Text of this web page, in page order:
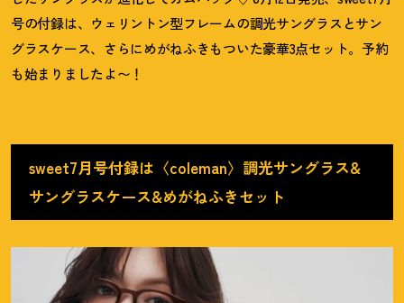
号の付録は、ウェリントン型フレームの調光サングラスとサン
グラスケース、さらにめがねふきもついた豪華3点セット。予約
も始まりましたよ〜 ！
sweet7月号付録は〈coleman〉調光サングラス&
サングラスケース&めがねふきセット